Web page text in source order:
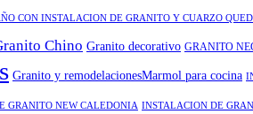
CON INSTALACION DE GRANITO Y CUARZO
Chino Granito decorativo GRANITO
Granito y remodelacionesMarmol para cocina
GRANITO NEW CALEDONIA INSTALACION DE